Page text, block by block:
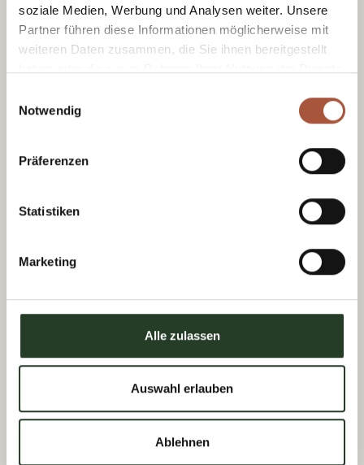
soziale Medien, Werbung und Analysen weiter. Unsere
Partner führen diese Informationen möglicherweise mit
weiteren Daten zusammen, die Sie ihnen bereitgestellt
Notwendig
Präferenzen
Statistiken
Marketing
Alle zulassen
Auswahl erlauben
Ablehnen
our newsletter
and consent to
receiving newsletters from the Viehhofen
Register now